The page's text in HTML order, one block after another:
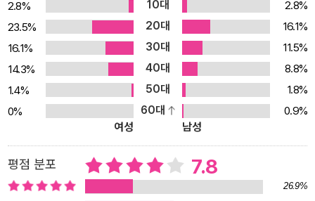
함은 물론 더욱 대담해진 범죄와 그 속에서 고민하는 덱스터의 ‘자아
찾기’를 그리고 있어 흥미를 돋운다. 연쇄살인범만 죽이는 ‘착한 연쇄
살인범’ 덱스터 그의 음험한 자아 찾기가 시작된다! ‘또 다른 자아’ 검
은 승객의 목소리에 귀를 기울이며 연쇄살인범을 찾아 밤길을 나서곤
하던 덱스터. 애인 리타와 엉겁결에 결혼을 앞두게 된 그의 평온한(?)
삶은 혈흔을 채취하러 살인 현장에 도착한 어느 날 완전히 뒤집히고
만다. 대학 캠퍼스에서 발견된, 불에 타고 목이 없어진 끔찍한 사체 두
구. 그 잔혹성에 관계없이 평소처럼 즐겁게 작업을 마무리하고 가뿐
히 점심을 먹으러 갈 덱스터이지만 이번엔 뭔가 이상하다. 그의 또 다
른 자아 ‘검은 승객’도 음습한 존재를 알아차리자마자 급히 꽁무니를
2.8% 10대
2.8%
23.5%
20대
16.1%
16.1%
30대
11.5%
14.3%
40대
8.8%
1.4%
50대
1.8%
0%
60대
0.9%
여성
남성
평점 분포 7.8
26.9%